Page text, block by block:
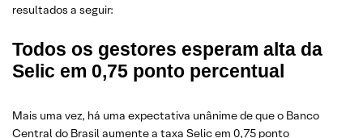
resultados a seguir:
Todos os gestores esperam alta da
Selic em 0,75 ponto percentual
Mais uma vez, há uma expectativa unânime de que o Banco
Central do Brasil aumente a taxa Selic em 0,75 ponto